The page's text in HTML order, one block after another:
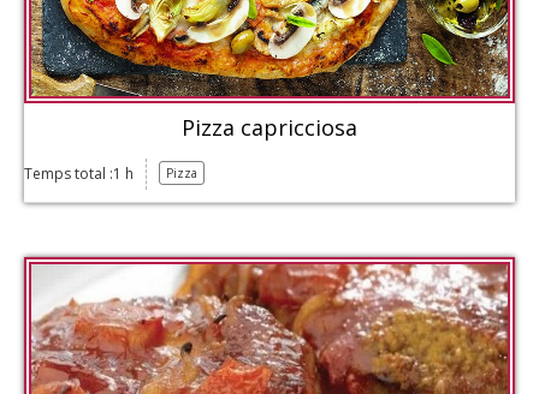
Pizza capricciosa
Temps total :1 h Pizza